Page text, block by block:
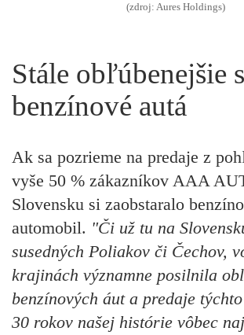
(zdroj: Aures Holdings)
Stále obľúbenejšie
benzínové autá
Ak sa pozrieme na predaje z
vyše 50 % zákazníkov AAA
Slovensku si zaobstaralo
automobil. "Či už tu na
susedných Poliakov či Čechov,
krajinách významne posilnila
benzínových áut a predaje
30 rokov našej histórie vôbec